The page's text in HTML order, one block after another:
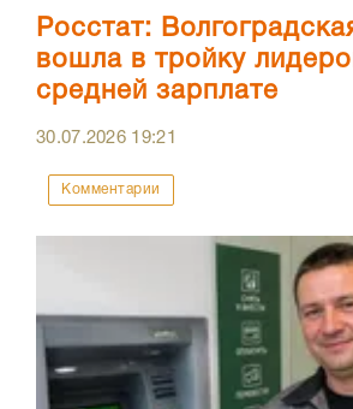
Росстат:
вошла в тройку
средней зарплате
30.07.2026 19:21
Комментарии